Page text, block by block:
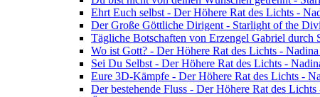
Ehrt Euch selbst - Der Höhere Rat des Lichts -
Der Große Göttliche Dirigent - Starlight of the
Tägliche Botschaften von Erzengel Gabriel durch
Wo ist Gott? - Der Höhere Rat des Lichts -
Sei Du Selbst - Der Höhere Rat des Lichts -
Eure 3D-Kämpfe - Der Höhere Rat des Lichts -
Der bestehende Fluss - Der Höhere Rat des